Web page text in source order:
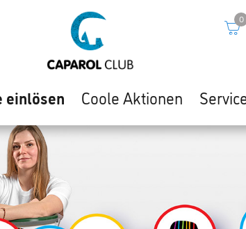
0
einlösen Coole Aktionen